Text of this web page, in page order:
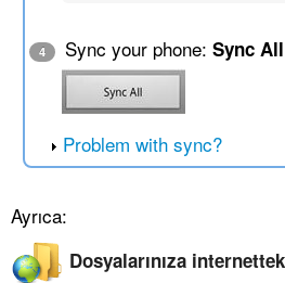
4 Sync your phone:Sync All
Problem with sync?
Ayrıca:
Dosyalarınıza